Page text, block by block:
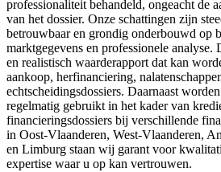
professionaliteit behandeld, ongeacht de
van het dossier. Onze schattingen zijn
betrouwbaar en grondig onderbouwd op
marktgegevens en professionele analyse.
en realistisch waarderapport dat kan
aankoop, herfinanciering,
echtscheidingsdossiers. Daarnaast
regelmatig gebruikt in het kader van
financieringsdossiers bij verschillende
in Oost-Vlaanderen, West-Vlaanderen,
en Limburg staan wij garant voor
expertise waar u op kan vertrouwen.